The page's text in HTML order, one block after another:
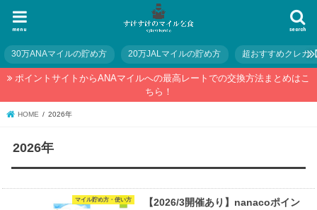
search
menu
30万ANAマイルの貯め方 20万JALマイルの貯め方 超おすすめクレカ
ポイントサイトからANAマイルへの最高レートでの交換方法まとめはこ
ちら！
HOME 2026年
2026年
マイル貯め方・使い方
【2026/3開催あり】nanacoポイン